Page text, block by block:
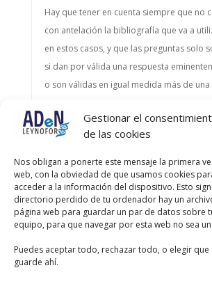
Gestionar el
de las cookies
Nos obligan a ponerte este mensaje la primera
web, con la obviedad de que usamos cookies
acceder a la información del dispositivo. Esto
directorio perdido de tu ordenador hay un
página web para guardar un par de datos sobre
equipo, para que navegar por esta web no sea
Puedes aceptar todo, rechazar todo, o elegir que
guarde ahí.
Hay que tener en cuenta siempre que no
con antelación la bibliografía que va a
en estos casos, y que las preguntas solo
si dan por válida una respuesta
o son válidas en igual medida más de
Autor Entradas
Debes estar registrado para responder a
Nombre de usuario:
Contraseña: